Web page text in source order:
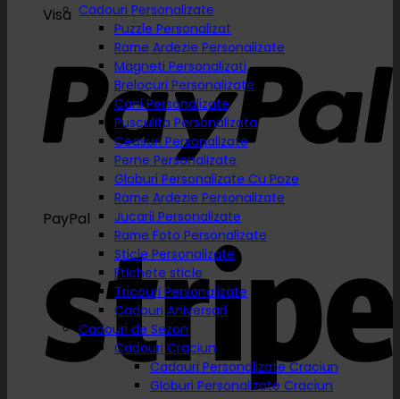
Visa
PayPal
Cadouri Personalizate
Puzzle Personalizat
Rame Ardezie Personalizate
Magneti Personalizati
Brelocuri Personalizate
Cani Personalizate
Pusculita Personalizata
Ceasuri Personalizate
Perne Personalizate
Globuri Personalizate Cu Poze
Rame Ardezie Personalizate
Jucarii Personalizate
Rame Foto Personalizate
Sticle Personalizate
Etichete sticle
Tricouri Personalizate
Cadouri Aniversari
Cadouri de Sezon
Cadouri Craciun
Cadouri Personalizate Craciun
Globuri Personalizate Craciun